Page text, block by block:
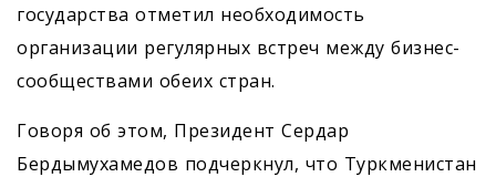
государства отметил необходимость
организации регулярных встреч между бизнес-
сообществами обеих стран.
Говоря об этом, Президент Сердар
Бердымухамедов подчеркнул, что Туркменистан